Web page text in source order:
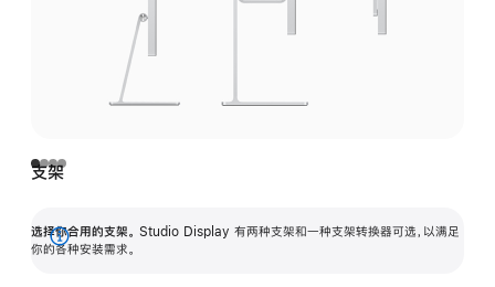
支架
选择你合用的支架。 Studio Display 有两种支架和一种支架转换器可选，以满足
你的各种安装需求。
展